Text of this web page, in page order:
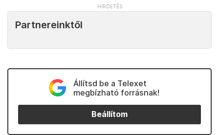
Partnereinktől
Állítsd be a Telexet
megbízható forrásnak!
Beállítom